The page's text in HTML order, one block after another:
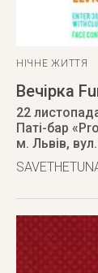
НІЧНЕ ЖИТТЯ
Вечірка
22
Паті-бар
м. Львів,